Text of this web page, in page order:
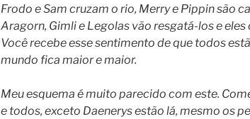
Frodo e Sam cruzam o rio, Merry e Pippin são
Aragorn, Gimli e Legolas vão resgatá-los e eles
Você recebe esse sentimento de que todos
mundo fica maior e maior.
Meu esquema é muito parecido com este.
e todos, exceto Daenerys estão lá, mesmo os